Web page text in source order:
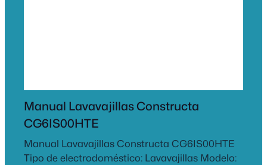
Manual Lavavajillas Constructa
CG6IS00HTE
Manual Lavavajillas Constructa CG6IS00HTE
Tipo de electrodoméstico: Lavavajillas Modelo: